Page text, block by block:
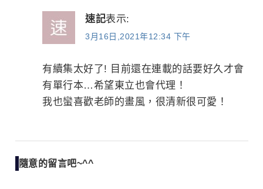
速記表示:
3月16日,2021年12:34 下午
有續集太好了! 目前還在連載的話要好久才會
有單行本…希望東立也會代理！
我也蠻喜歡老師的畫風，很清新很可愛！
隨意的留言吧~^^